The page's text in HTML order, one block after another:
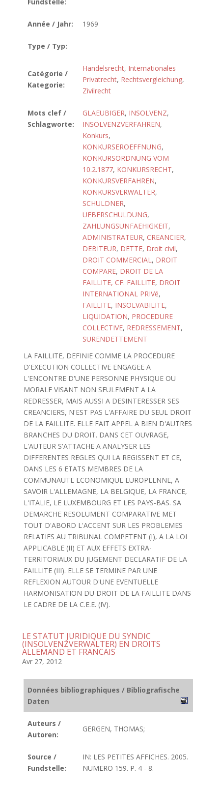
Année / Jahr: 1969
Type / Typ:
Catégorie /
Kategorie:
Handelsrecht, Internationales
Privatrecht, Rechtsvergleichung,
Zivilrecht
Mots clef /
Schlagworte:
GLAEUBIGER, INSOLVENZ,
INSOLVENZVERFAHREN,
Konkurs,
KONKURSEROEFFNUNG,
KONKURSORDNUNG VOM
10.2.1877, KONKURSRECHT,
KONKURSVERFAHREN,
KONKURSVERWALTER,
SCHULDNER,
UEBERSCHULDUNG,
ZAHLUNGSUNFAEHIGKEIT,
ADMINISTRATEUR, CREANCIER,
DEBITEUR, DETTE, Droit civil,
DROIT COMMERCIAL, DROIT
COMPARE, DROIT DE LA
FAILLITE, CF. FAILLITE, DROIT
INTERNATIONAL PRIVé,
FAILLITE, INSOLVABILITE,
LIQUIDATION, PROCEDURE
COLLECTIVE, REDRESSEMENT,
SURENDETTEMENT
LA FAILLITE, DEFINIE COMME LA PROCEDURE
D'EXECUTION COLLECTIVE ENGAGEE A
L'ENCONTRE D'UNE PERSONNE PHYSIQUE OU
MORALE VISANT NON SEULEMENT A LA
REDRESSER, MAIS AUSSI A DESINTERESSER SES
CREANCIERS, N'EST PAS L'AFFAIRE DU SEUL DROIT
DE LA FAILLITE. ELLE FAIT APPEL A BIEN D'AUTRES
BRANCHES DU DROIT. DANS CET OUVRAGE,
L'AUTEUR S'ATTACHE A ANALYSER LES
DIFFERENTES REGLES QUI LA REGISSENT ET CE,
DANS LES 6 ETATS MEMBRES DE LA
COMMUNAUTE ECONOMIQUE EUROPEENNE, A
SAVOIR L'ALLEMAGNE, LA BELGIQUE, LA FRANCE,
L'ITALIE, LE LUXEMBOURG ET LES PAYS-BAS. SA
DEMARCHE RESOLUMENT COMPARATIVE MET
TOUT D'ABORD L'ACCENT SUR LES PROBLEMES
RELATIFS AU TRIBUNAL COMPETENT (I), A LA LOI
APPLICABLE (II) ET AUX EFFETS EXTRA-
TERRITORIAUX DU JUGEMENT DECLARATIF DE LA
FAILLITE (III). ELLE SE TERMINE PAR UNE
REFLEXION AUTOUR D'UNE EVENTUELLE
HARMONISATION DU DROIT DE LA FAILLITE DANS
LE CADRE DE LA C.E.E. (IV).
LE STATUT JURIDIQUE DU SYNDIC
(INSOLVENZVERWALTER) EN DROITS
ALLEMAND ET FRANCAIS
Avr 27, 2012
Données bibliographiques / Bibliografische
Daten
Auteurs /
Autoren:
GERGEN, THOMAS;
Source /
Fundstelle:
IN: LES PETITES AFFICHES. 2005.
NUMERO 159. P. 4 - 8.